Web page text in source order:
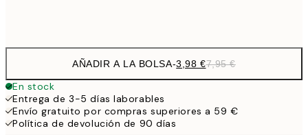
AÑADIR A LA BOLSA-3,98 €7,95 €
En stock
Entrega de 3-5 días laborables
Envío gratuito por compras superiores a 59 €
Política de devolución de 90 días